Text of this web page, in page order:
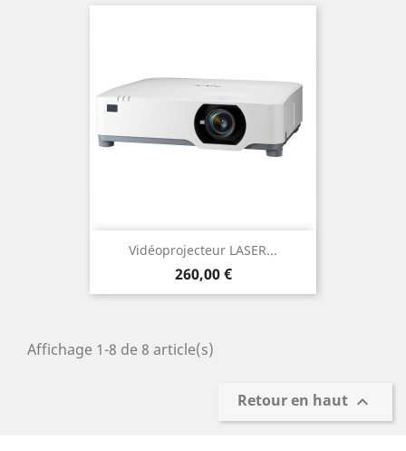
Vidéoprojecteur LASER...
Prix
260,00 €
Affichage 1-8 de 8 article(s)
Retour en haut 